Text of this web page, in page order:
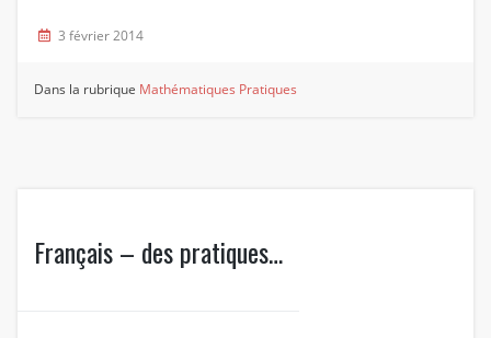
3 février 2014
Dans la rubrique Mathématiques Pratiques
Français – des pratiques…